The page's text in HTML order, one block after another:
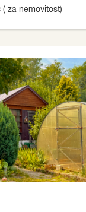
( za nemovitost)